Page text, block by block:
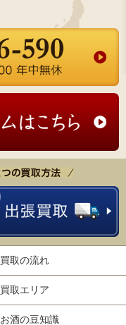
買取の流れ
買取エリア
お酒の豆知識